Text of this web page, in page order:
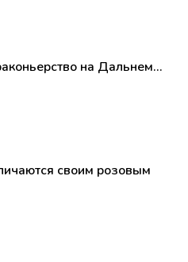
на Дальнем…
своим розовым